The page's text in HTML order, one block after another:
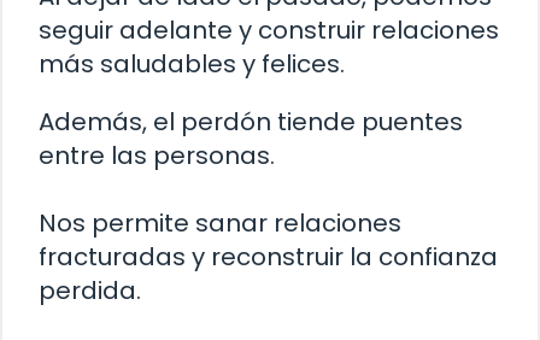
seguir adelante y construir relaciones
más saludables y felices.
Además, el perdón tiende puentes
entre las personas.
Nos permite sanar relaciones
fracturadas y reconstruir la confianza
perdida.